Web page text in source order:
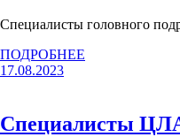
Специалисты головного
ПОДРОБНЕЕ
17.08.2023
Специалисты